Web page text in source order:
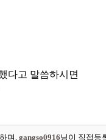
다고 말씀하시면
며, gangso0916님이 직접등